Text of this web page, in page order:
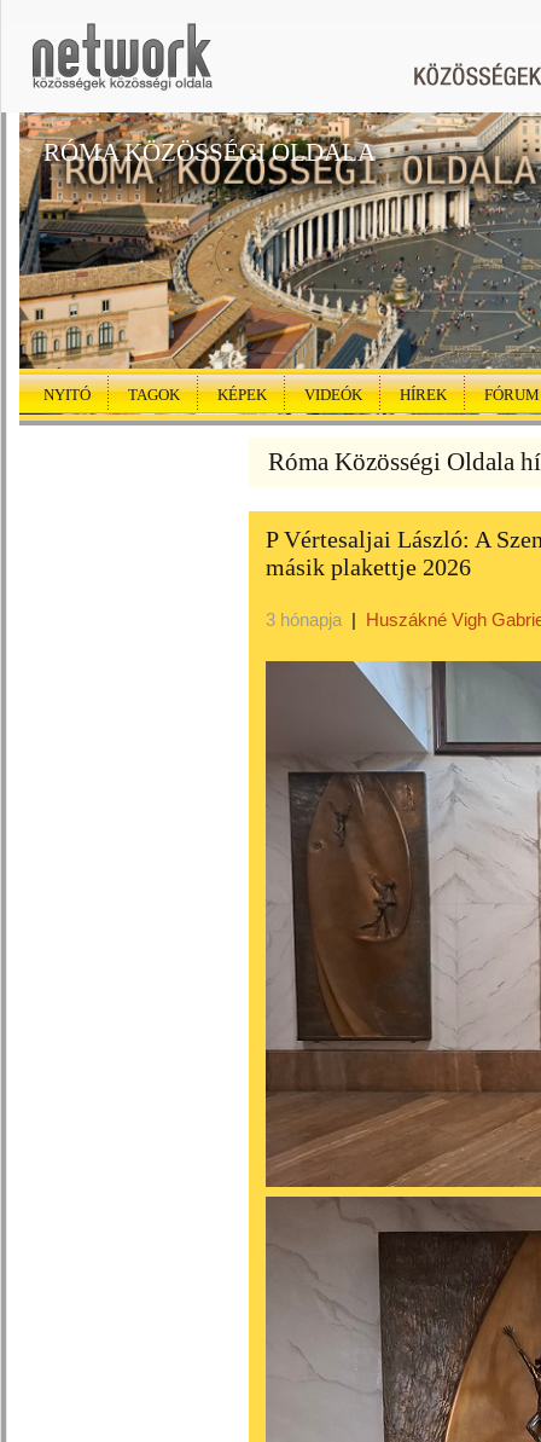
RÓMA KÖZÖSSÉGI OLDALA
NYITÓ TAGOK KÉPEK VIDEÓK HÍREK FÓRUM
Róma Közösségi Oldala
P Vértesaljai László: A
másik plakettje 2026
3 hónapja | Huszákné Vigh